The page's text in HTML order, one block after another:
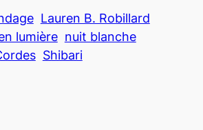
Lauren B. Robillard
lumière nuit blanche
Shibari